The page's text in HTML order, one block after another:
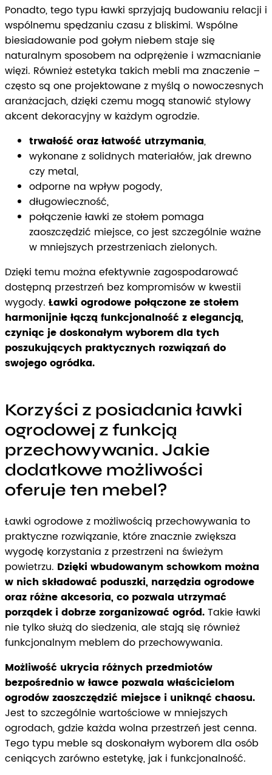
Ponadto, tego typu ławki sprzyjają budowaniu relacji i
wspólnemu spędzaniu czasu z bliskimi. Wspólne
biesiadowanie pod gołym niebem staje się
naturalnym sposobem na odprężenie i wzmacnianie
więzi. Również estetyka takich mebli ma znaczenie –
często są one projektowane z myślą o nowoczesnych
aranżacjach, dzięki czemu mogą stanowić stylowy
akcent dekoracyjny w każdym ogrodzie.
trwałość oraz łatwość utrzymania,
wykonane z solidnych materiałów, jak drewno
czy metal,
odporne na wpływ pogody,
długowieczność,
połączenie ławki ze stołem pomaga
zaoszczędzić miejsce, co jest szczególnie ważne
w mniejszych przestrzeniach zielonych.
Dzięki temu można efektywnie zagospodarować
dostępną przestrzeń bez kompromisów w kwestii
wygody. Ławki ogrodowe połączone ze stołem
harmonijnie łączą funkcjonalność z elegancją,
czyniąc je doskonałym wyborem dla tych
poszukujących praktycznych rozwiązań do
swojego ogródka.
Korzyści z posiadania ławki
ogrodowej z funkcją
przechowywania. Jakie
dodatkowe możliwości
oferuje ten mebel?
Ławki ogrodowe z możliwością przechowywania to
praktyczne rozwiązanie, które znacznie zwiększa
wygodę korzystania z przestrzeni na świeżym
powietrzu. Dzięki wbudowanym schowkom można
w nich składować poduszki, narzędzia ogrodowe
oraz różne akcesoria, co pozwala utrzymać
porządek i dobrze zorganizować ogród.Takie ławki
nie tylko służą do siedzenia, ale stają się również
funkcjonalnym meblem do przechowywania.
Możliwość ukrycia różnych przedmiotów
bezpośrednio w ławce pozwala właścicielom
ogrodów zaoszczędzić miejsce i uniknąć chaosu.
Jest to szczególnie wartościowe w mniejszych
ogrodach, gdzie każda wolna przestrzeń jest cenna.
Tego typu meble są doskonałym wyborem dla osób
ceniących zarówno estetykę, jak i funkcjonalność.